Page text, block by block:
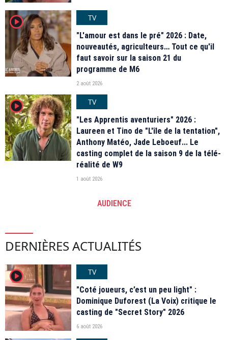
player2
TV
"L'amour est dans le pré" 2026 : Date,
nouveautés, agriculteurs… Tout ce qu'il
faut savoir sur la saison 21 du
programme de M6
2 août 2026
player2
TV
"Les Apprentis aventuriers" 2026 :
Laureen et Tino de "L'île de la tentation",
Anthony Matéo, Jade Leboeuf... Le
casting complet de la saison 9 de la télé-
réalité de W9
1 août 2026
AUDIENCE
DERNIÈRES ACTUALITÉS
player2
TV
"Coté joueurs, c’est un peu light" :
Dominique Duforest (La Voix) critique le
casting de "Secret Story" 2026
6 août 2026